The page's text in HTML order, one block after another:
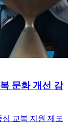
문화 개선 감
교복 지원 제도